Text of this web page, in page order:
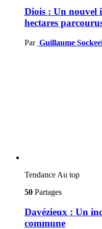
Diois : Un nouvel
hectares
Par Guillaume
Tendance Au top
50 Partages
Davézieux : Un
commune